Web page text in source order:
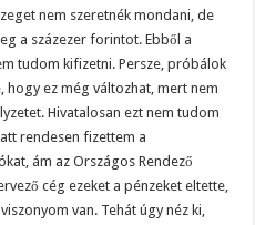
nem szeretnék mondani, de
a százezer forintot. Ebből a
tudom kifizetni. Persze, próbálok
ez még változhat, mert nem
Hivatalosan ezt nem tudom
rendesen fizettem a
ám az Országos Rendező
cég ezeket a pénzeket eltette,
van. Tehát úgy néz ki,